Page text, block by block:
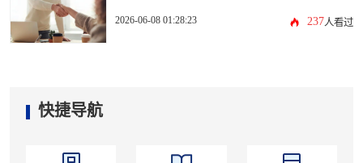
2026-06-08 01:28:23 237人看过
快捷导航